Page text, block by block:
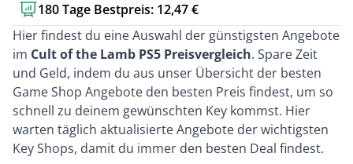
180 Tage Bestpreis: 12,47 €
Kurzbeschreibung
Hier findest du eine Auswahl der günstigsten Angebote
im Cult of the Lamb PS5 Preisvergleich. Spare Zeit
und Geld, indem du aus unser Übersicht der besten
Game Shop Angebote den besten Preis findest, um so
schnell zu deinem gewünschten Key kommst. Hier
warten täglich aktualisierte Angebote der wichtigsten
Key Shops, damit du immer den besten Deal findest.